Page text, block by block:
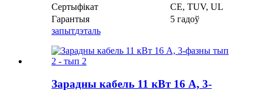
Сертыфікат
CE, TUV, UL
Гарантыя
5 гадоў
запытдэталь
Зарадны кабель 11 кВт 16 А, 3-